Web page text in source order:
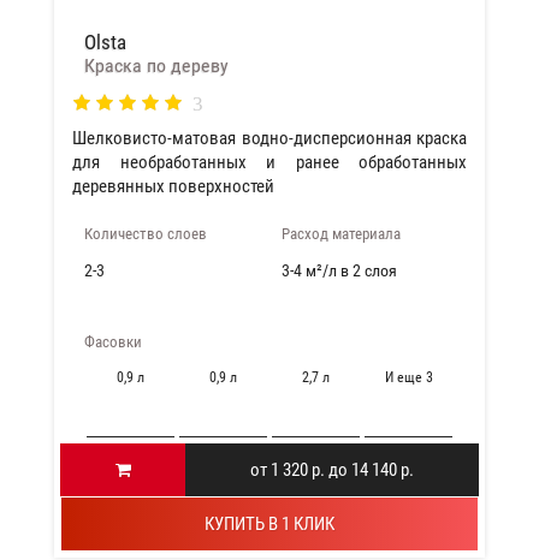
Olsta
Краска по дереву
3
Шелковисто-матовая водно-дисперсионная краска
для необработанных и ранее обработанных
деревянных поверхностей
Количество слоев
2-3
Расход материала
3-4 м²/л в 2 слоя
Фасовки
0,9 л 0,9 л 2,7 л И еще 3
от 1 320 р. до 14 140 р.
КУПИТЬ В 1 КЛИК